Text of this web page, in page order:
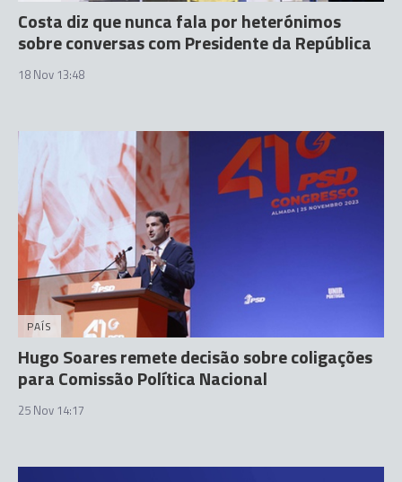
Costa diz que nunca fala por heterónimos
sobre conversas com Presidente da República
18 Nov 13:48
PAÍS
Hugo Soares remete decisão sobre coligações
para Comissão Política Nacional
25 Nov 14:17